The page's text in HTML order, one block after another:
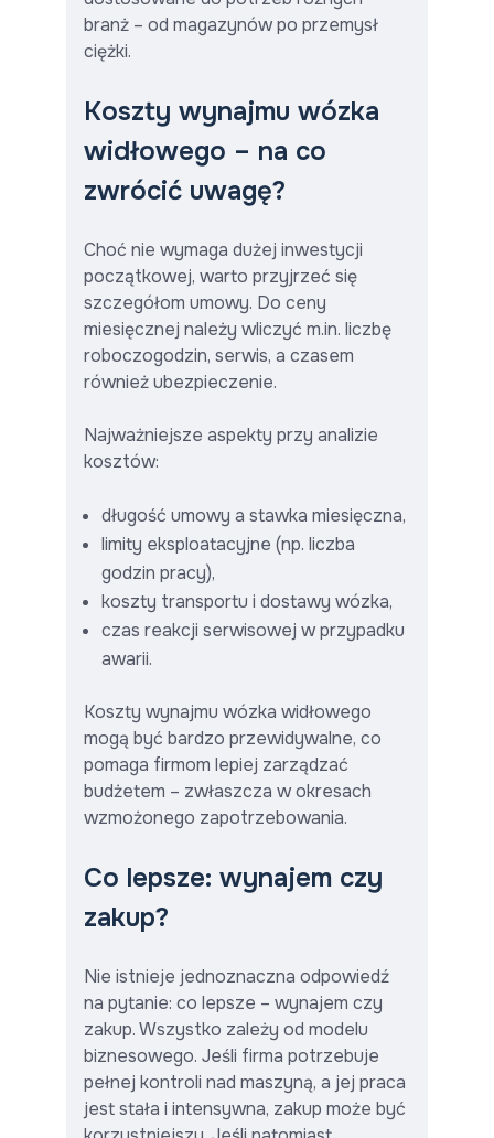
branż – od magazynów po przemysł
ciężki.
Koszty wynajmu wózka
widłowego – na co
zwrócić uwagę?
Choć nie wymaga dużej inwestycji
początkowej, warto przyjrzeć się
szczegółom umowy. Do ceny
miesięcznej należy wliczyć m.in. liczbę
roboczogodzin, serwis, a czasem
również ubezpieczenie.
Najważniejsze aspekty przy analizie
kosztów:
długość umowy a stawka miesięczna,
limity eksploatacyjne (np. liczba
godzin pracy),
koszty transportu i dostawy wózka,
czas reakcji serwisowej w przypadku
awarii.
Koszty wynajmu wózka widłowego
mogą być bardzo przewidywalne, co
pomaga firmom lepiej zarządzać
budżetem – zwłaszcza w okresach
wzmożonego zapotrzebowania.
Co lepsze: wynajem czy
zakup?
Nie istnieje jednoznaczna odpowiedź
na pytanie: co lepsze – wynajem czy
zakup. Wszystko zależy od modelu
biznesowego. Jeśli firma potrzebuje
pełnej kontroli nad maszyną, a jej praca
jest stała i intensywna, zakup może być